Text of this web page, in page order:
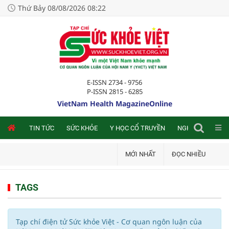
Thứ Bảy 08/08/2026 08:22
E-ISSN 2734 - 9756
P-ISSN 2815 - 6285
VietNam Health MagazineOnline
TIN TỨC SỨC KHỎE Y HỌC CỔ TRUYỀN NGHIÊN CỨU
MỚI NHẤT ĐỌC NHIỀU
TAGS
Tạp chí điện tử Sức khỏe Việt - Cơ quan ngôn luận của